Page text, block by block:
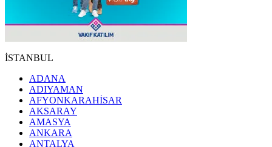
İSTANBUL
ADANA
ADIYAMAN
AFYONKARAHİSAR
AKSARAY
AMASYA
ANKARA
ANTALYA